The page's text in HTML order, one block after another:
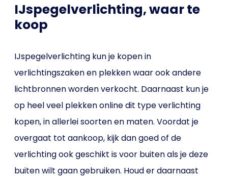
IJspegelverlichting, waar te
koop
IJspegelverlichting kun je kopen in
verlichtingszaken en plekken waar ook andere
lichtbronnen worden verkocht. Daarnaast kun je
op heel veel plekken online dit type verlichting
kopen, in allerlei soorten en maten. Voordat je
overgaat tot aankoop, kijk dan goed of de
verlichting ook geschikt is voor buiten als je deze
buiten wilt gaan gebruiken. Houd er daarnaast